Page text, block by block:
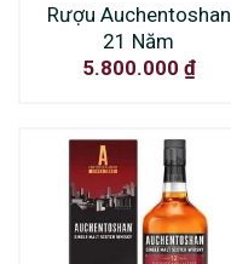
Rượu Auchentoshan
21 Năm
5.800.000 ₫